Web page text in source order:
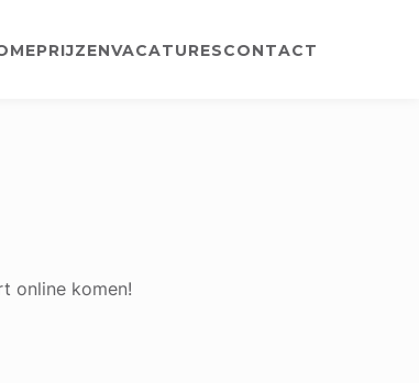
PRIJZENVACATURESCONTACT
online komen!